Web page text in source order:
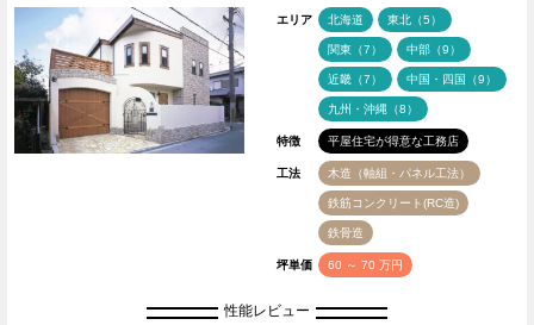
エリア 北海道 東北（5）
関東（7） 中部（9）
近畿（7） 中国・四国（9）
九州・沖縄（8）
特徴 平屋住宅が得意な工務店
工法 木造（軸組・パネル工法）
鉄筋コンクリート(RC造)
鉄骨造
坪単価 60 ～ 70 万円
性能レビュー